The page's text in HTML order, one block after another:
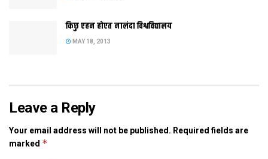
किछु एहन होएत नालंदा विश्वविद्यालय
MAY 18, 2013
Leave a Reply
Your email address will not be published. Required fields are
marked *